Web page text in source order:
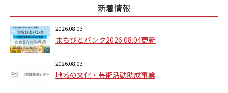
新着情報
2026.08.03
まちびとバンク2026.08.04更新
2026.08.03
地域の文化・芸術活動助成事業